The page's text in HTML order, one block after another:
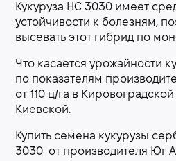
Кукуруза НС 3030 имеет
устойчивости к болезням,
высевать этот гибрид по
Что касается урожайности
по показателям
от 110 ц/га в
Киевской.
Купить семена кукурузы
3030 от производителя Юг